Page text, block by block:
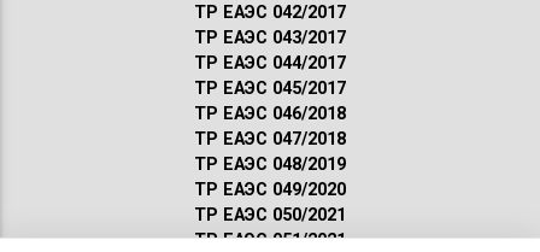
ТР ЕАЭС 042/2017
ТР ЕАЭС 043/2017
ТР ЕАЭС 044/2017
ТР ЕАЭС 045/2017
ТР ЕАЭС 046/2018
ТР ЕАЭС 047/2018
ТР ЕАЭС 048/2019
ТР ЕАЭС 049/2020
ТР ЕАЭС 050/2021
ТР ЕАЭС 051/2021